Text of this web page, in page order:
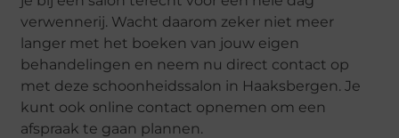
verwennerij. Wacht daarom zeker niet meer
langer met het boeken van jouw eigen
behandelingen en neem nu direct contact op
met deze schoonheidssalon in Haaksbergen. Je
kunt ook online contact opnemen om een
afspraak te gaan plannen.